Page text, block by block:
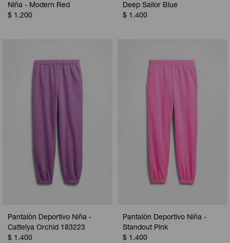
Niña - Modern Red
$ 1.200
Deep Sailor Blue
$ 1.400
Pantalòn Deportivo Niña -
Cattelya Orchid 183223
$ 1.400
Pantalòn Deportivo Niña -
Standout Pink
$ 1.400